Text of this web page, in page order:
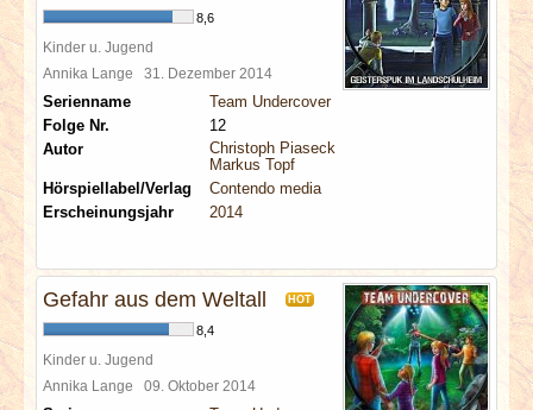
8,6
Kinder u. Jugend
Annika Lange 31. Dezember 2014
Serienname
Team Undercover
Folge Nr.
12
Autor
Christoph Piasecki
Markus Topf
Hörspiellabel/Verlag
Contendo media
Erscheinungsjahr
2014
Gefahr aus dem Weltall HOT
8,4
Kinder u. Jugend
Annika Lange 09. Oktober 2014